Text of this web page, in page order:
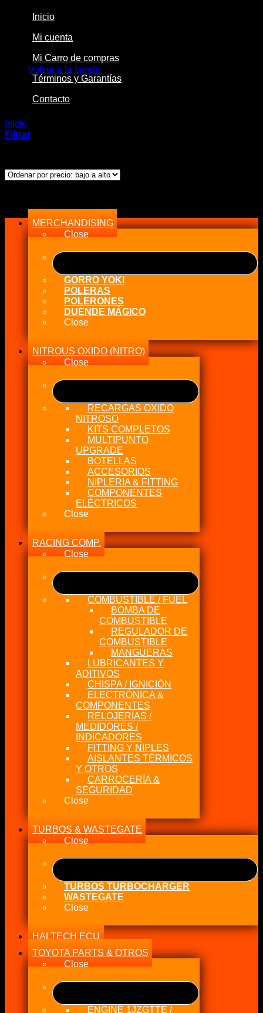
Volver a la tienda
Inicio
Mi cuenta
Mi Carro de compras
Términos y Garantías
Contacto
Inicio
Filtrar
precio:
MERCHANDISING
Close
GORRO YOKI
POLERAS
POLERONES
DUENDE MÁGICO
Close
NITROUS OXIDO (NITRO)
Close
RECARGAS OXIDO
NITROSO
KITS COMPLETOS
MULTIPUNTO
UPGRADE
BOTELLAS
ACCESORIOS
NIPLERIA & FITTING
COMPONENTES
ELÉCTRICOS
Close
RACING COMP.
Close
COMBUSTIBLE / FUEL
BOMBA DE
COMBUSTIBLE
REGULADOR DE
COMBUSTIBLE
MANGUERAS
LUBRICANTES Y
ADITIVOS
CHISPA / IGNICIÓN
ELECTRÓNICA &
COMPONENTES
RELOJERÍAS /
MEDIDORES /
INDICADORES
FITTING Y NIPLES
AISLANTES TÉRMICOS
Y OTROS
CARROCERÍA &
SEGURIDAD
Close
TURBOS & WASTEGATE
Close
TURBOS TURBOCHARGER
WASTEGATE
Close
HALTECH ECU
TOYOTA PARTS & OTROS
Close
ENGINE 1JZGTTE /